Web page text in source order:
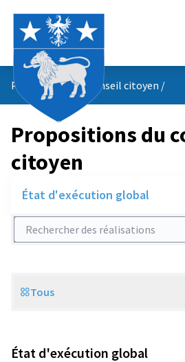
Propositions du conseil citoyen /
Propositions du
citoyen
État d'exécution global
Rechercher des réalisations
Scope
Tous
État d'exécution global